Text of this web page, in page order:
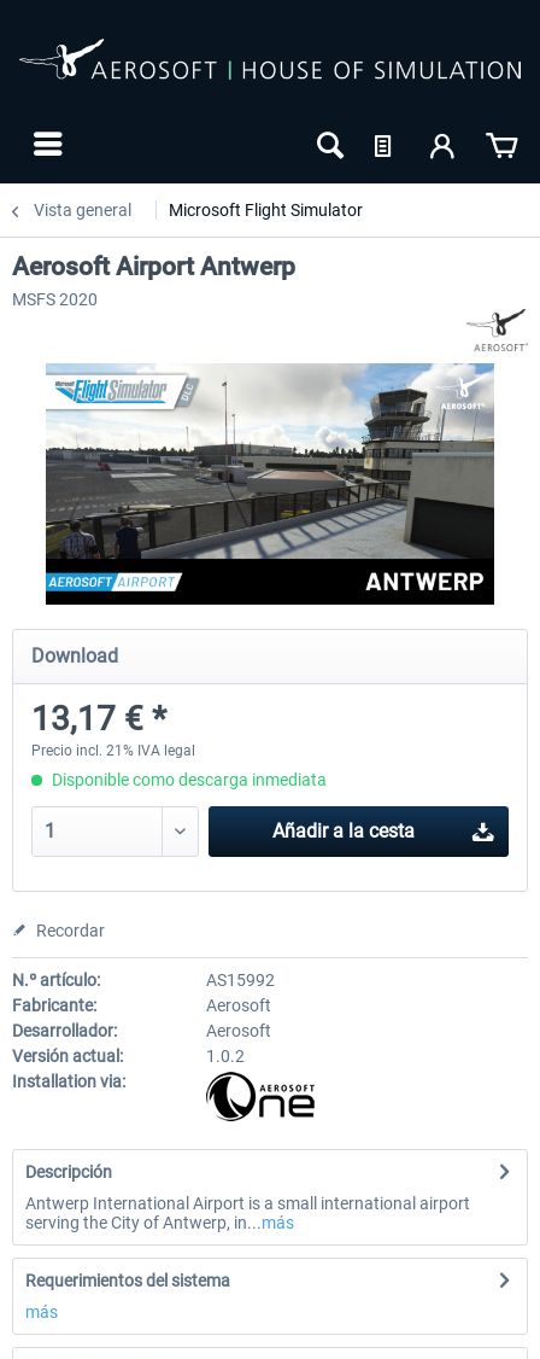
Vista general Microsoft Flight Simulator
24h FREE
EmergencyDispatcherPro - 24h Free
0,00 € *
Aerosoft Airport Antwerp
MSFS 2020
Download
13,17 € *
Precio incl. 21% IVA legal
Disponible como descarga inmediata
Añadir a la cesta
Recordar
N.º artículo:
AS15992
Fabricante:
Aerosoft
Desarrollador:
Aerosoft
Versión actual:
1.0.2
Installation via:
Descripción
Antwerp International Airport is a small international airport
serving the City of Antwerp, in...más
Requerimientos del sistema
más